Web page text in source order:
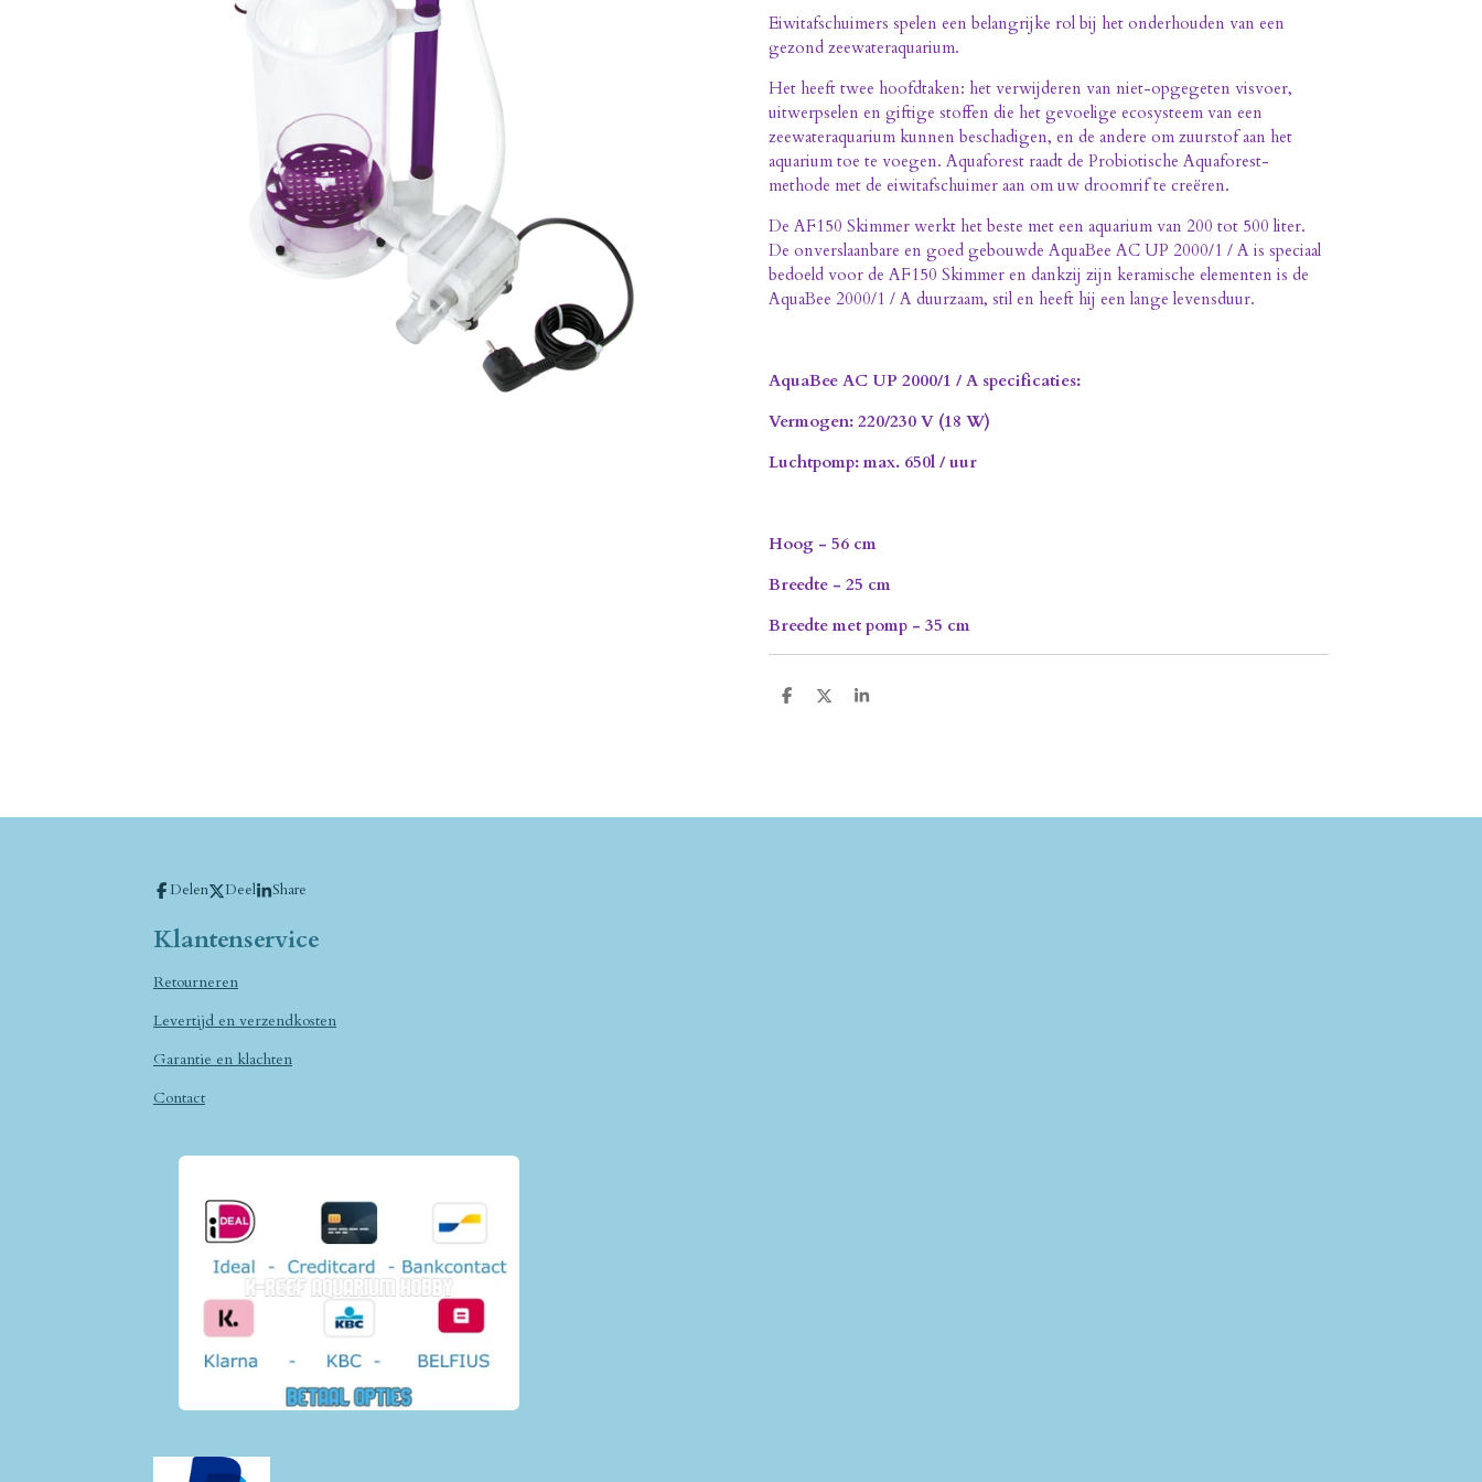
Eiwitafschuimers spelen een belangrijke rol bij het onderhouden van een
gezond zeewateraquarium.
Het heeft twee hoofdtaken: het verwijderen van niet-opgegeten visvoer,
uitwerpselen en giftige stoffen die het gevoelige ecosysteem van een
zeewateraquarium kunnen beschadigen, en de andere om zuurstof aan het
aquarium toe te voegen. Aquaforest raadt de Probiotische Aquaforest-
methode met de eiwitafschuimer aan om uw droomrif te creëren.
De AF150 Skimmer werkt het beste met een aquarium van 200 tot 500 liter.
De onverslaanbare en goed gebouwde AquaBee AC UP 2000/1 / A is speciaal
bedoeld voor de AF150 Skimmer en dankzij zijn keramische elementen is de
AquaBee 2000/1 / A duurzaam, stil en heeft hij een lange levensduur.
AquaBee AC UP 2000/1 / A specificaties:
Vermogen: 220/230 V (18 W)
Luchtpomp: max. 650l / uur
Hoog - 56 cm
Breedte - 25 cm
Breedte met pomp - 35 cm
D
D
S
Delen Deel Share
Klantenservice
Retourneren
Levertijd en verzendkosten
Garantie en klachten
Contact